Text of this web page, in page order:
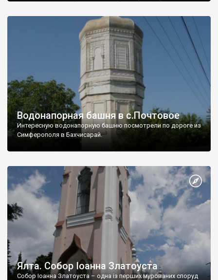
Водонапорная башня в с.Почтовое
Интересную водонапорную башню посмотрели по дороге из
Симферополя в Бахчисарай.
Ялта. Собор Іоанна Златоуста
Собор Іоанна Златоуста – одна із перших мурованих споруд